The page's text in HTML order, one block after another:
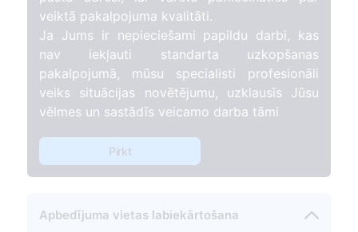
veiktā pakalpojuma kvalitāti.
Ja Jums ir nepieciešami papildu darbi, kas
nav iekļauti standarta uzkopšanas
pakalpojumā, mūsu specialisti profesionāli
veiks situācijas novētējumu, uzklausīs Jūsu
vēlmes un sastādīs veicamo darba tāmi
Pirkt
Apbedījuma vietas labiekārtošana